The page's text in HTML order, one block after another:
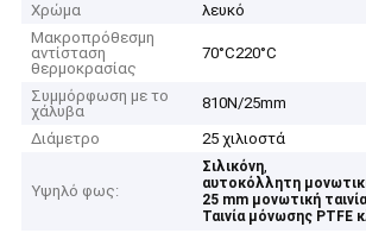
Χρώμα
λευκό
Μακροπρόθεσμη
αντίσταση
θερμοκρασίας
70°C220°C
Συμμόρφωση με το
χάλυβα
810N/25mm
Διάμετρο
25 χιλιοστά
Υψηλό φως:
Σιλικόνη,
αυτοκόλλητη
25 mm μονωτική
Ταινία μόνωσης PTFE